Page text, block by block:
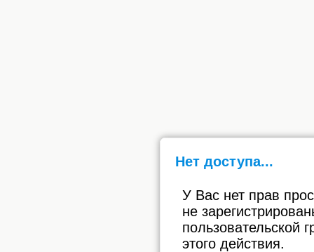
Нет доступа...
У Вас нет прав
не
пользовательской
этого действия.